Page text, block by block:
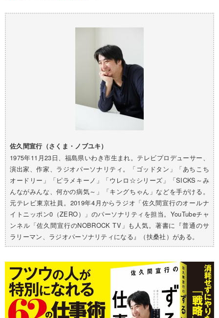
佐久間宣行（さくま・ノブユキ）
1975年11月23日、福島県いわき市生まれ。テレビプロデューサー、
演出家、作家、ラジオパーソナリティ。「ゴッドタン」「あちこち
オードリー」「ピラメキーノ」「ウレロ☆シリーズ」「SICKS～み
んながみんな、何かの病気～」「キングちゃん」などを手がける。
元テレビ東京社員。2019年4月からラジオ「佐久間宣行のオールナ
イトニッポン0（ZERO）」のパーソナリティを担当。YouTubeチャ
ンネル「佐久間宣行のNOBROCK TV」も人気。著書に『普通のサ
ラリーマン、ラジオパーソナリティになる』（扶桑社）がある。